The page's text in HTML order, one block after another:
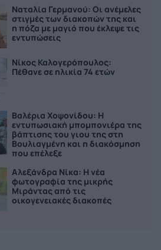
Ναταλία Γερμανού: Οι ανέμελες
στιγμές των διακοπών της και
η πόζα με μαγιό που έκλεψε τις
εντυπώσεις
Νίκος Καλογερόπουλος:
Πέθανε σε ηλικία 74 ετών
Βαλέρια Χοψονίδου: Η
εντυπωσιακή μπομπονιέρα της
βάπτισης του γιου της στη
Βουλιαγμένη και η διακόσμηση
που επέλεξε
Αλεξάνδρα Νίκα: Η νέα
φωτογραφία της μικρής
Μιράντας από τις
οικογενειακές διακοπές